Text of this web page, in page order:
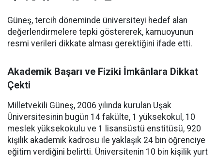
Güneş, tercih döneminde üniversiteyi hedef alan
değerlendirmelere tepki göstererek, kamuoyunun
resmi verileri dikkate alması gerektiğini ifade etti.
Akademik Başarı ve Fiziki İmkânlara Dikkat
Çekti
Milletvekili Güneş, 2006 yılında kurulan Uşak
Üniversitesinin bugün 14 fakülte, 1 yüksekokul, 10
meslek yüksekokulu ve 1 lisansüstü enstitüsü, 920
kişilik akademik kadrosu ile yaklaşık 24 bin öğrenciye
eğitim verdiğini belirtti. Üniversitenin 10 bin kişilik yurt